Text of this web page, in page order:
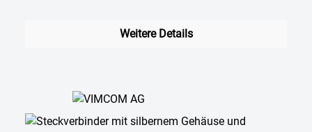
Weitere Details